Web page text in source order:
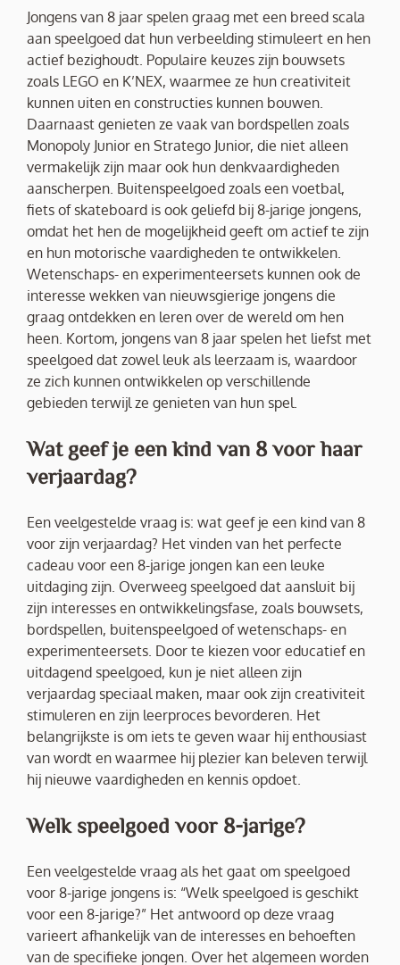
Jongens van 8 jaar spelen graag met een breed scala
aan speelgoed dat hun verbeelding stimuleert en hen
actief bezighoudt. Populaire keuzes zijn bouwsets
zoals LEGO en K’NEX, waarmee ze hun creativiteit
kunnen uiten en constructies kunnen bouwen.
Daarnaast genieten ze vaak van bordspellen zoals
Monopoly Junior en Stratego Junior, die niet alleen
vermakelijk zijn maar ook hun denkvaardigheden
aanscherpen. Buitenspeelgoed zoals een voetbal,
fiets of skateboard is ook geliefd bij 8-jarige jongens,
omdat het hen de mogelijkheid geeft om actief te zijn
en hun motorische vaardigheden te ontwikkelen.
Wetenschaps- en experimenteersets kunnen ook de
interesse wekken van nieuwsgierige jongens die
graag ontdekken en leren over de wereld om hen
heen. Kortom, jongens van 8 jaar spelen het liefst met
speelgoed dat zowel leuk als leerzaam is, waardoor
ze zich kunnen ontwikkelen op verschillende
gebieden terwijl ze genieten van hun spel.
Wat geef je een kind van 8 voor haar
verjaardag?
Een veelgestelde vraag is: wat geef je een kind van 8
voor zijn verjaardag? Het vinden van het perfecte
cadeau voor een 8-jarige jongen kan een leuke
uitdaging zijn. Overweeg speelgoed dat aansluit bij
zijn interesses en ontwikkelingsfase, zoals bouwsets,
bordspellen, buitenspeelgoed of wetenschaps- en
experimenteersets. Door te kiezen voor educatief en
uitdagend speelgoed, kun je niet alleen zijn
verjaardag speciaal maken, maar ook zijn creativiteit
stimuleren en zijn leerproces bevorderen. Het
belangrijkste is om iets te geven waar hij enthousiast
van wordt en waarmee hij plezier kan beleven terwijl
hij nieuwe vaardigheden en kennis opdoet.
Welk speelgoed voor 8-jarige?
Een veelgestelde vraag als het gaat om speelgoed
voor 8-jarige jongens is: “Welk speelgoed is geschikt
voor een 8-jarige?” Het antwoord op deze vraag
varieert afhankelijk van de interesses en behoeften
van de specifieke jongen. Over het algemeen worden